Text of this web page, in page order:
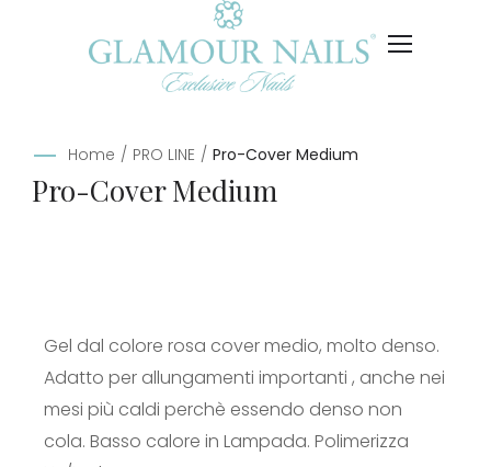
Home / PRO LINE / Pro-Cover Medium
Pro-Cover Medium
Gel dal colore rosa cover medio, molto denso.
Adatto per allungamenti importanti , anche nei
mesi più caldi perchè essendo denso non
cola. Basso calore in Lampada. Polimerizza